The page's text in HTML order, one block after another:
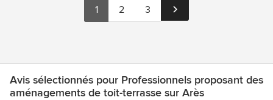
1 2 3
Avis sélectionnés pour Professionnels proposant des
aménagements de toit-terrasse sur Arès